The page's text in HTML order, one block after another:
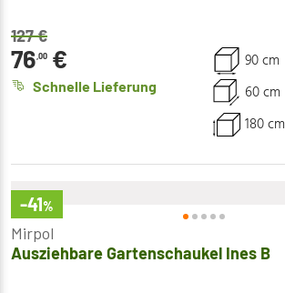
127€
76,00 €
Schnelle Lieferung
90 cm
60 cm
180 cm
-41%
Mirpol
Ausziehbare Gartenschaukel Ines B